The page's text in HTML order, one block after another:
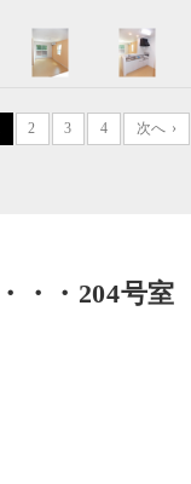
2 3 4 次へ ›
・・204号室